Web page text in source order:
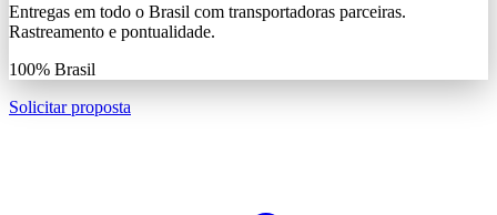
Entregas em todo o Brasil com transportadoras parceiras.
Rastreamento e pontualidade.
100% Brasil
Solicitar proposta